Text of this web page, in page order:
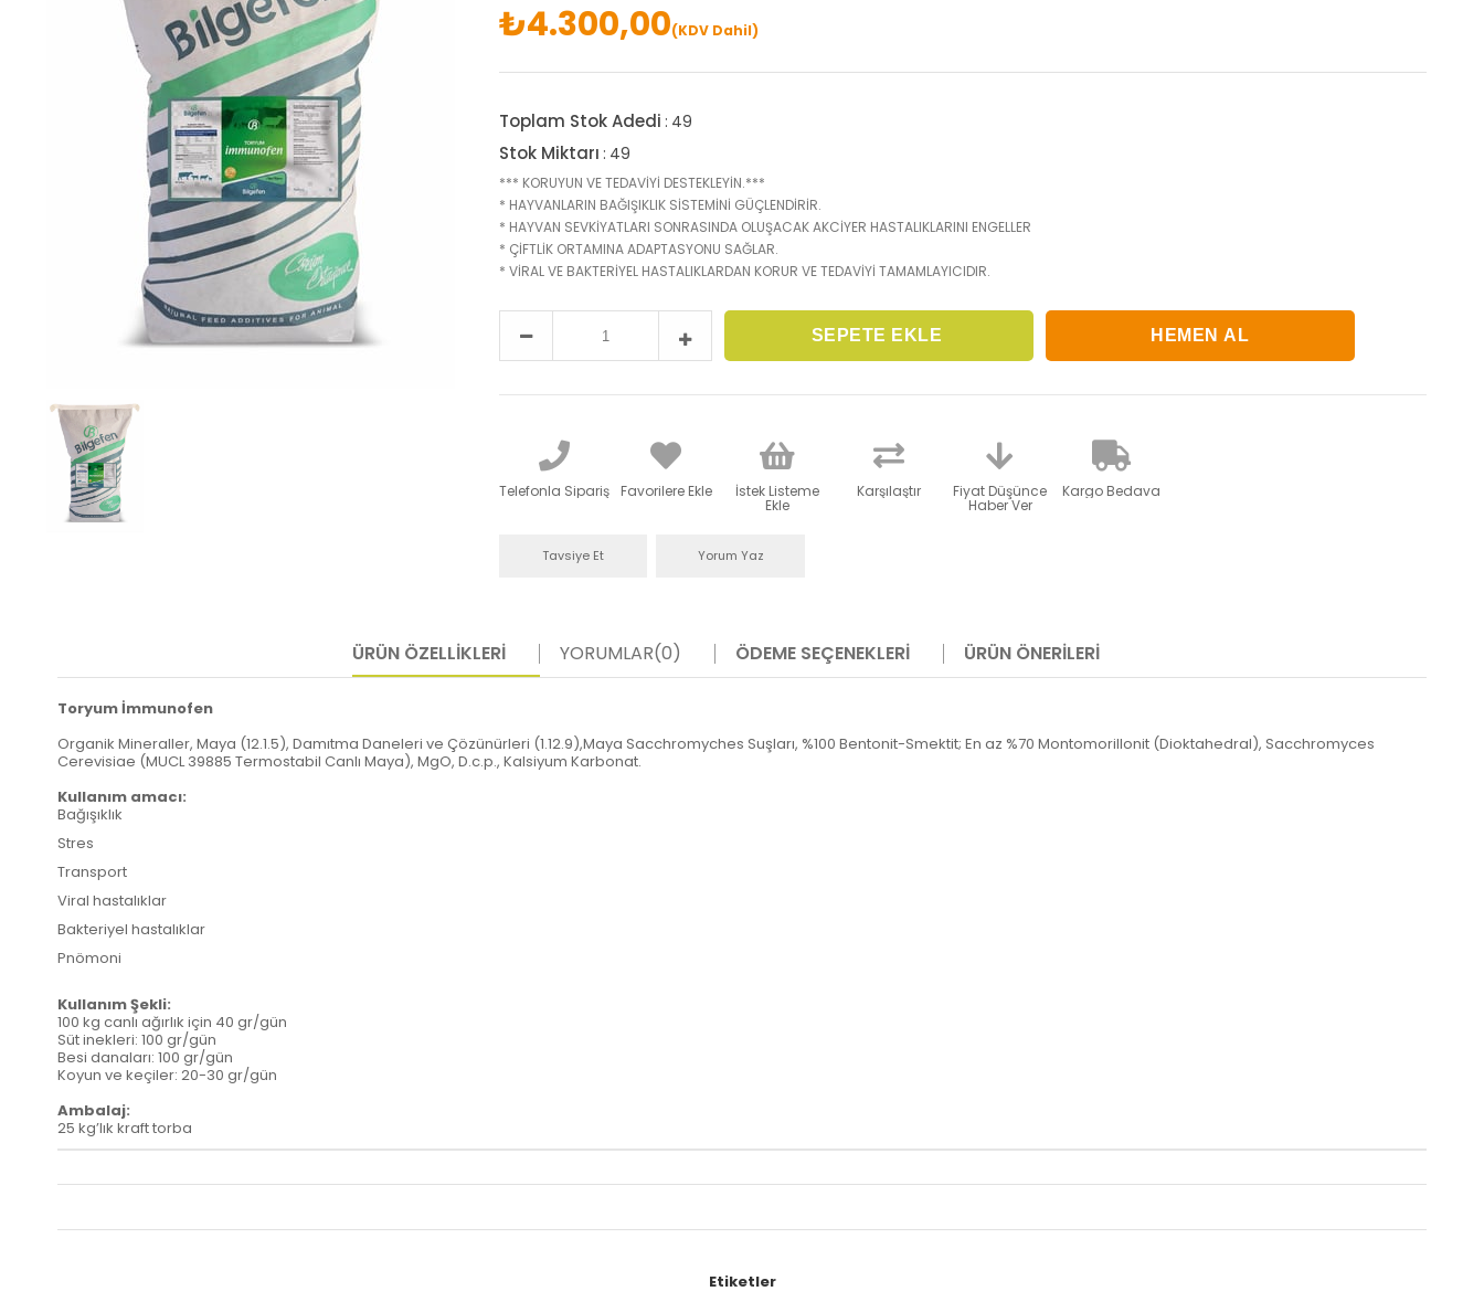
₺4.300,00(KDV Dahil)
Toplam Stok Adedi : 49
Stok Miktarı : 49
*** KORUYUN VE TEDAVİYİ DESTEKLEYİN.***
* HAYVANLARIN BAĞIŞIKLIK SİSTEMİNİ GÜÇLENDİRİR.
* HAYVAN SEVKİYATLARI SONRASINDA OLUŞACAK AKCİYER HASTALIKLARINI ENGELLER
* ÇİFTLİK ORTAMINA ADAPTASYONU SAĞLAR.
* VİRAL VE BAKTERİYEL HASTALIKLARDAN KORUR VE TEDAVİYİ TAMAMLAYICIDIR.
Telefonla Sipariş Favorilere Ekle İstek Listeme
Ekle
Karşılaştır Fiyat Düşünce
Haber Ver
Kargo Bedava
Tavsiye Et Yorum Yaz
ÜRÜN ÖZELLIKLERI YORUMLAR(0) ÖDEME SEÇENEKLERI ÜRÜN ÖNERILERI
Toryum İmmunofen
Organik Mineraller, Maya (12.1.5), Damıtma Daneleri ve Çözünürleri (1.12.9),Maya Sacchromyches Suşları, %100 Bentonit-Smektit; En az %70 Montomorillonit (Dioktahedral), Sacchromyces
Cerevisiae (MUCL 39885 Termostabil Canlı Maya), MgO, D.c.p., Kalsiyum Karbonat.
Kullanım amacı:
Bağışıklık
Stres
Transport
Viral hastalıklar
Bakteriyel hastalıklar
Pnömoni
Kullanım Şekli:
100 kg canlı ağırlık için 40 gr/gün
Süt inekleri: 100 gr/gün
Besi danaları: 100 gr/gün
Koyun ve keçiler: 20-30 gr/gün
Ambalaj:
25 kg’lık kraft torba
Etiketler